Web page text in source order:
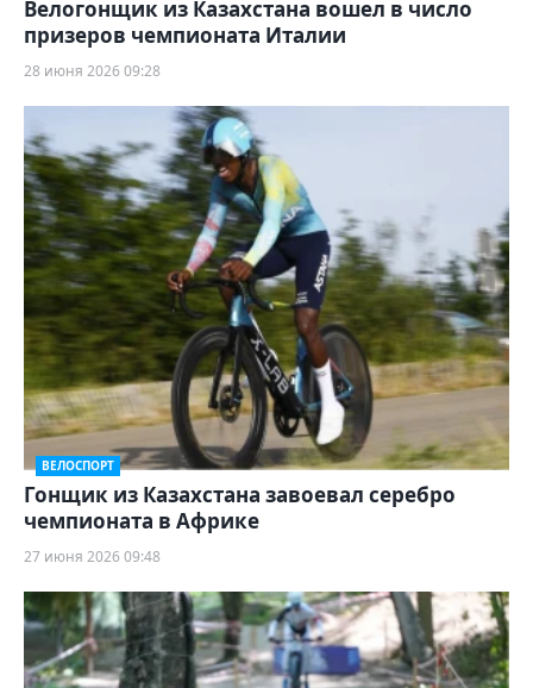
Велогонщик из Казахстана вошел в число
призеров чемпионата Италии
28 июня 2026 09:28
ВЕЛОСПОРТ
Гонщик из Казахстана завоевал серебро
чемпионата в Африке
27 июня 2026 09:48